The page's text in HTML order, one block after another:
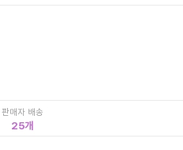
판매자 배송
25